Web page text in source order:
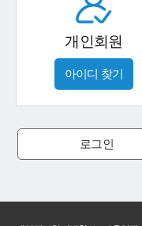
개인회원
아이디 찾기
로그인